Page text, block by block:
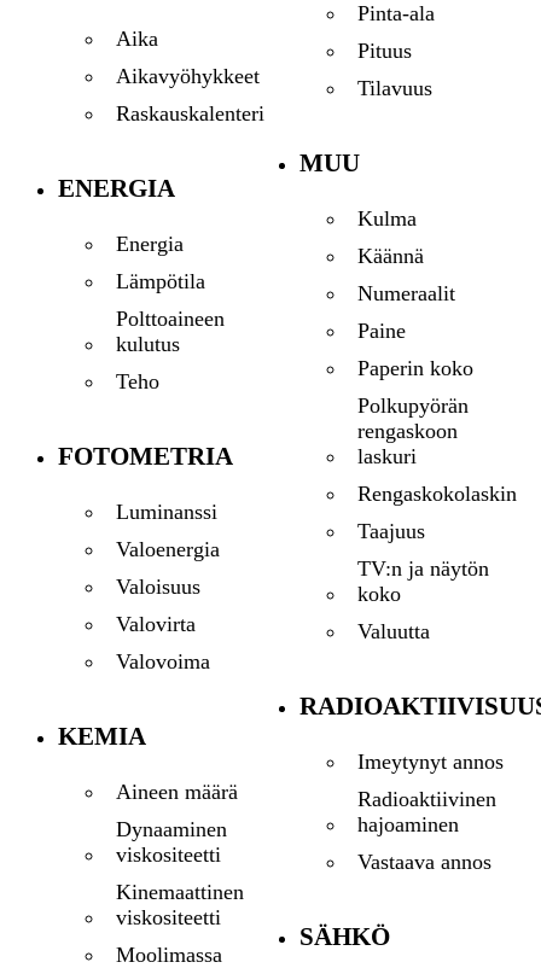
Aika
Aikavyöhykkeet
Raskauskalenteri
ENERGIA
Energia
Lämpötila
Polttoaineen
kulutus
Teho
FOTOMETRIA
Luminanssi
Valoenergia
Valoisuus
Valovirta
Valovoima
KEMIA
Aineen määrä
Dynaaminen
viskositeetti
Kinemaattinen
viskositeetti
Moolimassa
Pinta-ala
Pituus
Tilavuus
MUU
Kulma
Käännä
Numeraalit
Paine
Paperin koko
Polkupyörän
rengaskoon
laskuri
Rengaskokolaskin
Taajuus
TV:n ja näytön
koko
Valuutta
Imeytynyt annos
Radioaktiivinen
hajoaminen
Vastaava annos
SÄHKÖ